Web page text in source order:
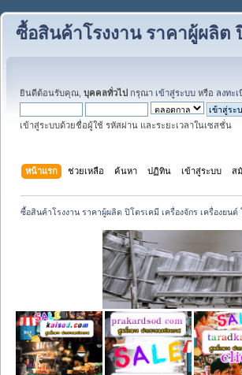
ซื้อสินค้าโรงงาน ราคาผู้ผลิต
ยินดีต้อนรับคุณ, บุคคลทั่วไป กรุณา เข้าสู่ระบบ หรือ ลงทะ
เข้าสู่ระบบด้วยชื่อผู้ใช้ รหัสผ่าน และระยะเวลาในเซสชั่น
หน้าแรก ช่วยเหลือ ค้นหา ปฏิทิน เข้าสู่ระบบ ส
ซื้อสินค้าโรงงาน ราคาผู้ผลิต ปิโตรเคมี เครื่องจักร เครื่องยน